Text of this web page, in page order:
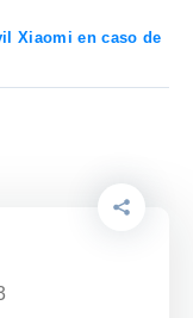
Xiaomi en caso de